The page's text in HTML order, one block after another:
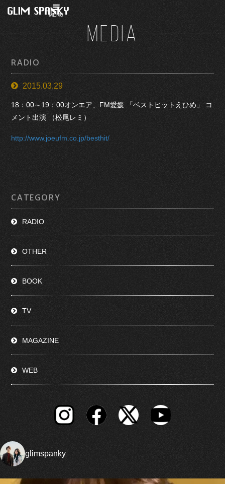
MENU
MEDIA
RADIO
2015.03.29
18：00～19：00オンエア、FM愛媛 「ベストヒットえひめ」 コ
メント出演 （松尾レミ）
http://www.joeufm.co.jp/besthit/
CATEGORY
RADIO
OTHER
BOOK
TV
MAGAZINE
WEB
glimspanky